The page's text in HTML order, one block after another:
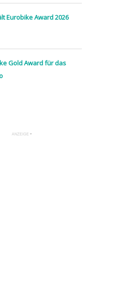
Eurobike Award 2026
Gold Award für das